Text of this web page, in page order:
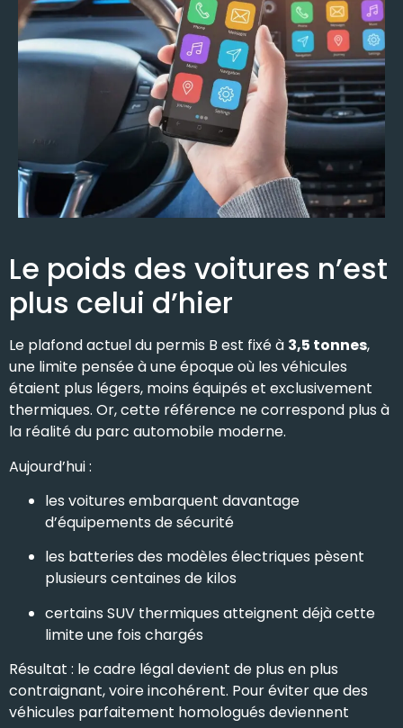
Le poids des voitures n’est
plus celui d’hier
Le plafond actuel du permis B est fixé à 3,5 tonnes,
une limite pensée à une époque où les véhicules
étaient plus légers, moins équipés et exclusivement
thermiques. Or, cette référence ne correspond plus à
la réalité du parc automobile moderne.
Aujourd’hui :
les voitures embarquent davantage
d’équipements de sécurité
les batteries des modèles électriques pèsent
plusieurs centaines de kilos
certains SUV thermiques atteignent déjà cette
limite une fois chargés
Résultat : le cadre légal devient de plus en plus
contraignant, voire incohérent. Pour éviter que des
véhicules parfaitement homologués deviennent